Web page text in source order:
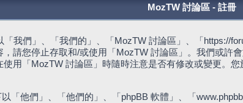
MozTW 討論區 - 註冊
我們」、「我們的」、「MozTW 討論區」、「https://
請您停止存取和/或使用「MozTW 討論區」。我們或許
用「MozTW 討論區」時隨時注意是否有修改或變更。
「他們」、「他們的」、「phpBB 軟體」、「